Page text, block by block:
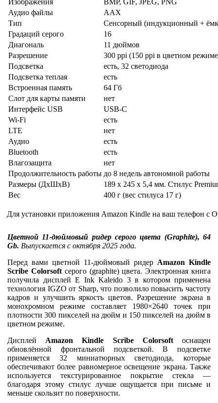
Аудио файлы
AAX
Тип
Сенсорный (индукционный +
Градаций серого
16
Диагональ
11 дюймов
Разрешение
300 ppi (150 ppi в цветном
Подсветка
есть, 32 светодиода
Подсветка теплая
есть
Встроенная память
64 Гб
Слот для карты памяти
нет
Интерфейс USB
USB-C
Wi-Fi
есть
LTE
нет
Аудио
есть
Bluetooth
есть
Влагозащита
нет
Продолжительность работы до 8 недель автономной работы
Размеры (ДхШхВ)
189 x 245 x 5,4 мм. Стилус
Вес
400 г (вес стилуса 17 г)
Для установки приложения Amazon Kindle на ваш телефон с
Цветной 11-дюймовый ридер серого цвета (Graphite), 64
Gb. Выпускается с октября 2025 года.
Перед вами цветной 11-дюймовый ридер Amazon Kindle
Scribe Colorsoftсерого (graphite) цвета. Электронная книга
получила дисплей E Ink Kaleido 3 в котором применена
технология IGZO от Sharp, что позволило повысить частоту
кадров и улучшить яркость цветов. Разрешение экрана в
монохромном режиме составляет 1980×2640 точек при
плотности 300 пикселей на дюйм и 150 пикселей на дюйм в
цветном режиме.
Дисплей Amazon Kindle Scribe Colorsoftоснащен
обновлённой фронтальной подсветкой. В подсветке
применяется 32 миниатюрных светодиода, которые
обеспечивают более равномерное освещение экрана. Также
используется текстурированное покрытие стекла —
благодаря этому стилус лучше ощущается при письме и
меньше скользит по поверхности.